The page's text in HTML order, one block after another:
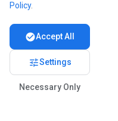
Policy.
check_circleAccept All
tuneSettings
Necessary Only